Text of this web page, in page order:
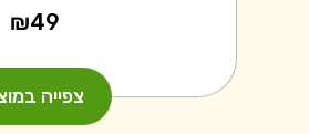
₪49
צפייה